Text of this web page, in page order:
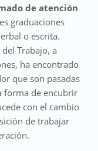
de atención
graduaciones
o escrita.
Trabajo, a
ha encontrado
que son pasadas
forma de encubrir
con el cambio
de trabajar